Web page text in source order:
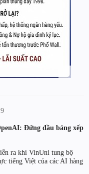
Đứng đầu bảng xếp
ra khi VinUni tung bộ
tiếng Việt của các AI hàng